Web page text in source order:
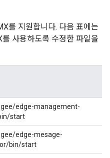
를 지원합니다. 다음 표에는
사용하도록 수정한 파일을
edge-management-
start
edge-mesage-
bin/start